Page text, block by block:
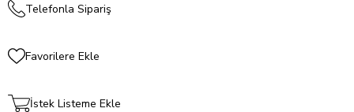
Telefonla Sipariş
Favorilere Ekle
İstek Listeme Ekle